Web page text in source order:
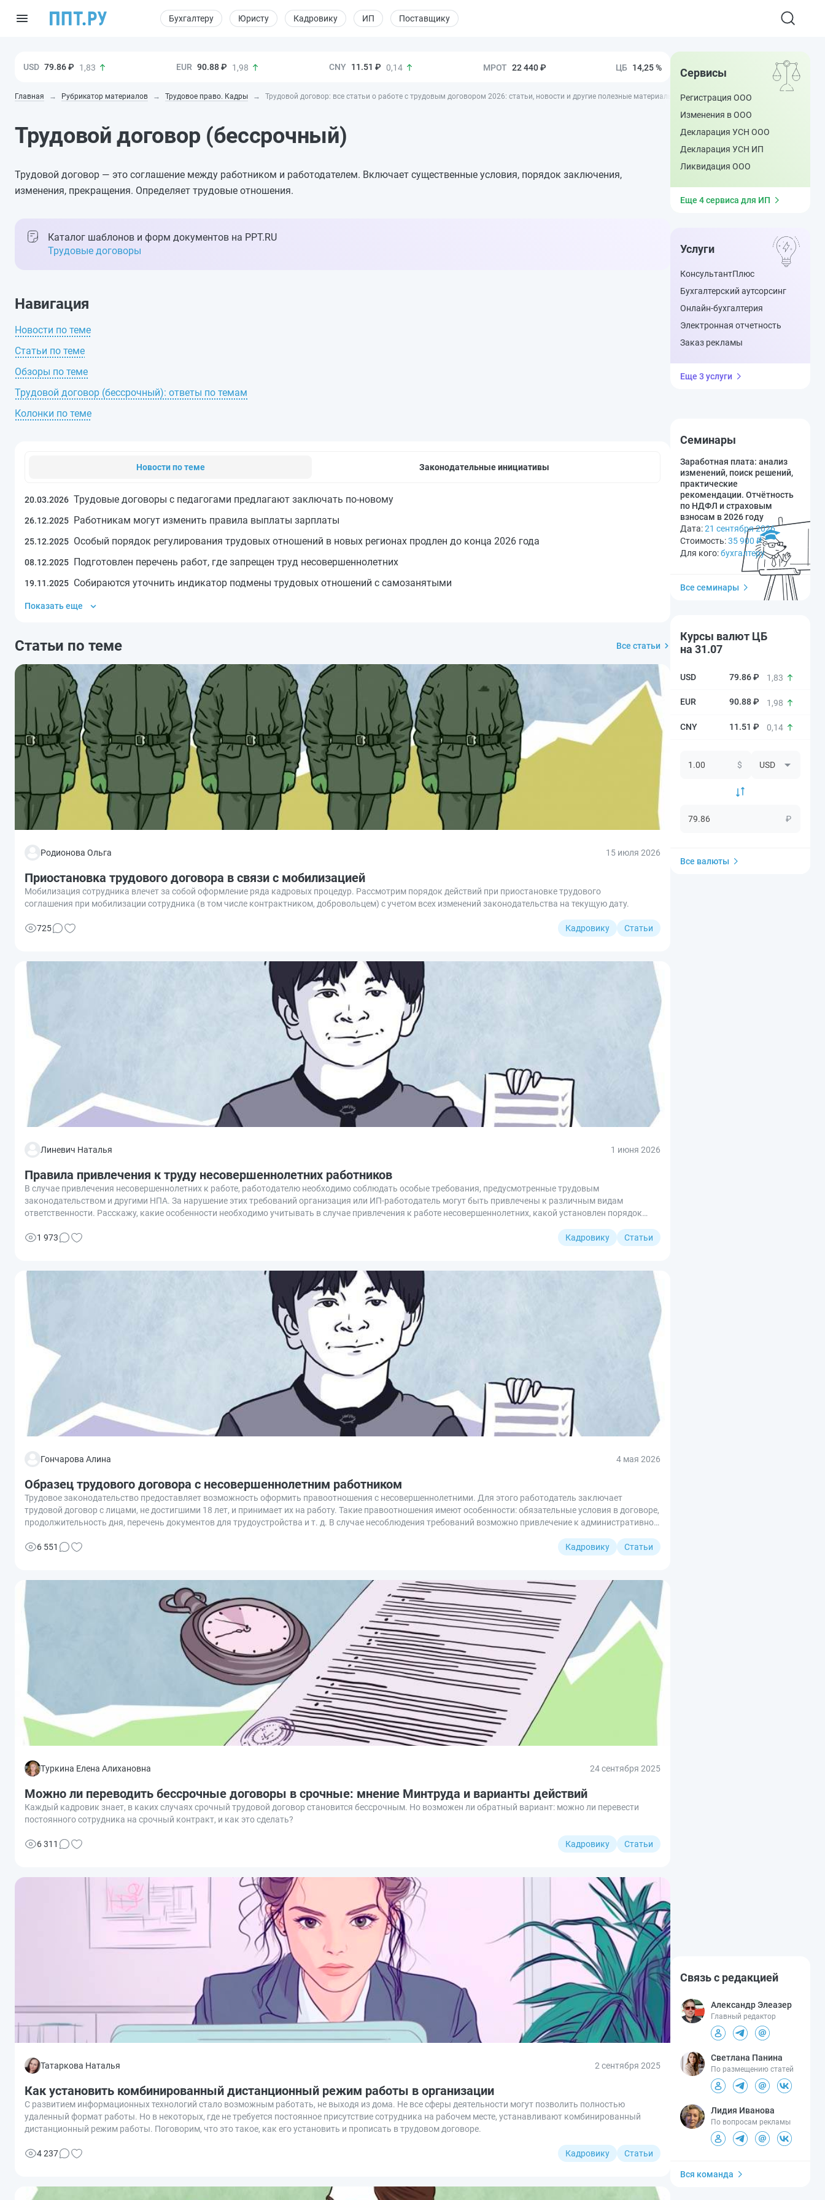
Бухгалтеру Юристу Кадровику ИП Поставщику
79.86 ₽ 1,83 90.88 ₽ 1,98 11.51 ₽ 0,14 22 440 ₽ 14,25 %
Главная Рубрикатор материалов Трудовое право. Кадры Трудовой договор: все статьи о работе с трудовым договором 2026: статьи, новости и другие полезные материалы - ППТ
Трудовой договор (бессрочный)
Трудовой договор — это соглашение между работником и работодателем. Включает существенные условия, порядок заключения,
изменения, прекращения. Определяет трудовые отношения.
Каталог шаблонов и форм документов на PPT.RU
Трудовые договоры
Новости по теме Законодательные инициативы
20.03.2026 Трудовые договоры с педагогами предлагают заключать по-новому
26.12.2025 Работникам могут изменить правила выплаты зарплаты
25.12.2025 Особый порядок регулирования трудовых отношений в новых регионах продлен до конца 2026 года
08.12.2025 Подготовлен перечень работ, где запрещен труд несовершеннолетних
19.11.2025 Собираются уточнить индикатор подмены трудовых отношений с самозанятыми
Показать еще
Статьи по теме Все статьи
Родионова Ольга 15 июля 2026
Приостановка трудового договора в связи с мобилизацией
Мобилизация сотрудника влечет за собой оформление ряда кадровых процедур. Рассмотрим порядок действий при приостановке трудового
соглашения при мобилизации сотрудника (в том числе контрактником, добровольцем) с учетом всех изменений законодательства на текущую дату.
Кадровику Статьи
725
Линевич Наталья 1 июня 2026
Правила привлечения к труду несовершеннолетних работников
В случае привлечения несовершеннолетних к работе, работодателю необходимо соблюдать особые требования, предусмотренные трудовым
законодательством и другими НПА. За нарушение этих требований организация или ИП-работодатель могут быть привлечены к различным видам
ответственности. Расскажу, какие особенности необходимо учитывать в случае привлечения к работе несовершеннолетних, какой установлен порядок
Кадровику
Статьи
1 973
Гончарова Алина 4 мая 2026
Образец трудового договора с несовершеннолетним работником
Трудовое законодательство предоставляет возможность оформить правоотношения с несовершеннолетними. Для этого работодатель заключает
трудовой договор с лицами, не достигшими 18 лет, и принимает их на работу. Такие правоотношения имеют особенности: обязательные условия в договоре,
продолжительность дня, перечень документов для трудоустройства и т. д. В случае несоблюдения требований возможно привлечение к административной
Кадровику
Статьи
6 551
Туркина Елена Алихановна 24 сентября 2025
Можно ли переводить бессрочные договоры в срочные: мнение Минтруда и варианты действий
Каждый кадровик знает, в каких случаях срочный трудовой договор становится бессрочным. Но возможен ли обратный вариант: можно ли перевести
постоянного сотрудника на срочный контракт, и как это сделать?
Кадровику Статьи
6 311
Татаркова Наталья 2 сентября 2025
Как установить комбинированный дистанционный режим работы в организации
С развитием информационных технологий стало возможным работать, не выходя из дома. Не все сферы деятельности могут позволить полностью
удаленный формат работы. Но в некоторых, где не требуется постоянное присутствие сотрудника на рабочем месте, устанавливают комбинированный
дистанционный режим работы. Поговорим, что это такое, как его установить и прописать в трудовом договоре.
Кадровику Статьи
4 237
Навигация
Новости по теме
Статьи по теме
Обзоры по теме
Трудовой договор (бессрочный): ответы по темам
Колонки по теме
Сервисы
Регистрация ООО
Изменения в ООО
Декларация УСН ООО
Декларация УСН ИП
Ликвидация ООО
Еще 4 сервиса для ИП
Услуги
КонсультантПлюс
Бухгалтерский аутсорсинг
Онлайн-бухгалтерия
Электронная отчетность
Заказ рекламы
Еще 3 услуги
Семинары
Заработная плата: анализ
изменений, поиск решений,
практические
рекомендации. Отчётность
по НДФЛ и страховым
взносам в 2026 году
Дата:21 сентября 2026
Стоимость:35 900 ₽
Для кого:бухгалтеру
Все семинары
Курсы валют ЦБ
на 31.07
79.86 ₽ 1,83
90.88 ₽ 1,98
11.51 ₽ 0,14
$
₽
Все валюты
Связь с редакцией
Александр Элеазер
Главный редактор
Светлана Панина
По размещению статей
Лидия Иванова
По вопросам рекламы
Вся команда